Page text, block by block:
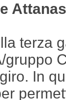
terza
gruppo
In